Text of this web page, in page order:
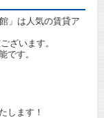
」は人気の賃貸ア
ざいます。
です。
します！